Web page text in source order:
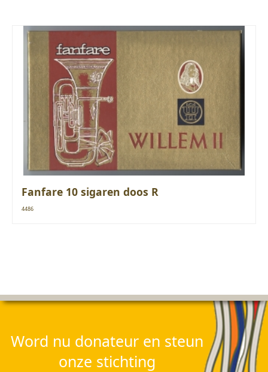
Fanfare 10 sigaren doos R
4486
Word nu donateur en steun
onze stichting